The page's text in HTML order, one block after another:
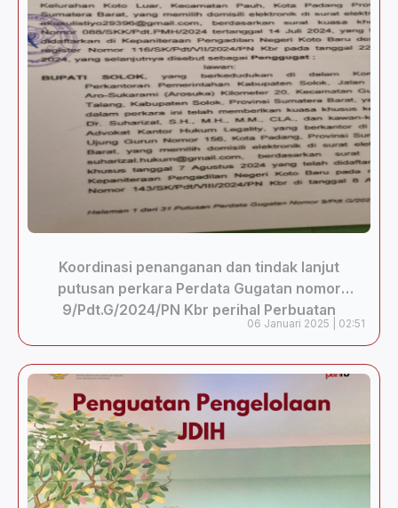
Koordinasi penanganan dan tindak lanjut
putusan perkara Perdata Gugatan nomor
9/Pdt.G/2024/PN Kbr perihal Perbuatan
Melawan Hukum di Pengadilan Koto Baru
06 Januari 2025 | 02:51